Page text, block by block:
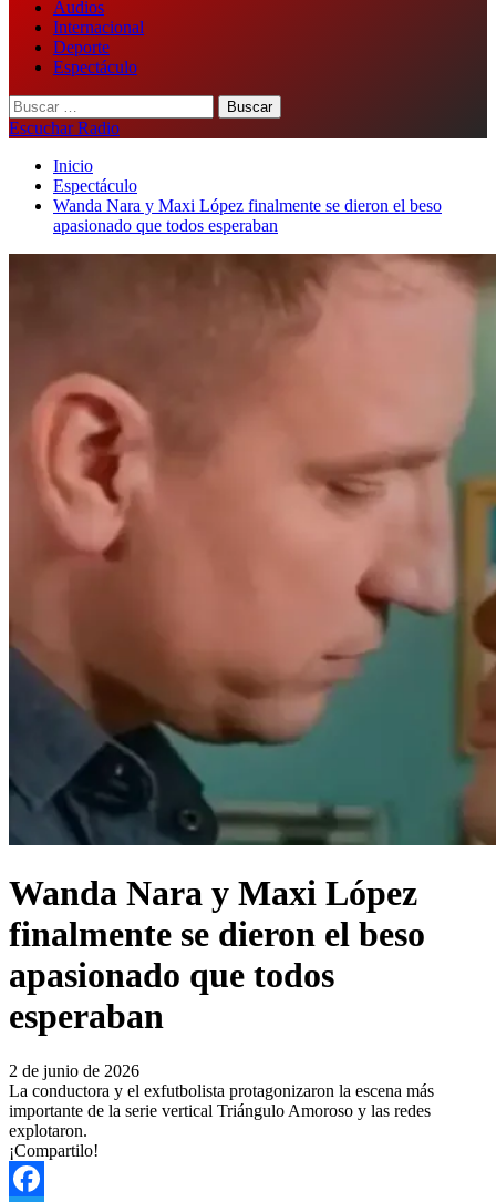
Audios
Internacional
Deporte
Espectáculo
Buscar:
Escuchar Radio
Inicio
Espectáculo
Wanda Nara y Maxi López finalmente se dieron el beso
apasionado que todos esperaban
Wanda Nara y Maxi López
finalmente se dieron el beso
apasionado que todos
esperaban
2 de junio de 2026
La conductora y el exfutbolista protagonizaron la escena más
importante de la serie vertical Triángulo Amoroso y las redes
explotaron.
¡Compartilo!